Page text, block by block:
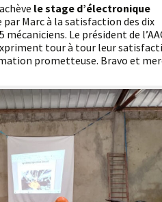
le stage d’électronique
Marc à la satisfaction des dix
Le président de
tour à tour leur
prometteuse. Bravo et